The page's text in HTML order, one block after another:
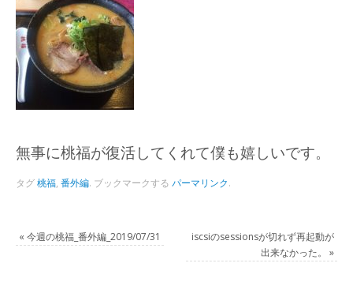
無事に桃福が復活してくれて僕も嬉しいです。
タグ桃福,番外編. ブックマークするパーマリンク.
« 今週の桃福_番外編_2019/07/31
iscsiのsessionsが切れず再起動が
出来なかった。 »